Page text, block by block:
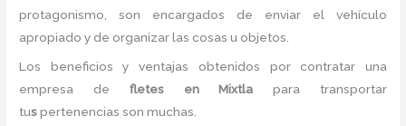
protagonismo, son encargados de enviar el vehículo
apropiado y de organizar las cosas u objetos.
Los beneficios y ventajas obtenidos por contratar una
empresa de fletes en Mixtlapara transportar
tuspertenencias son muchas.